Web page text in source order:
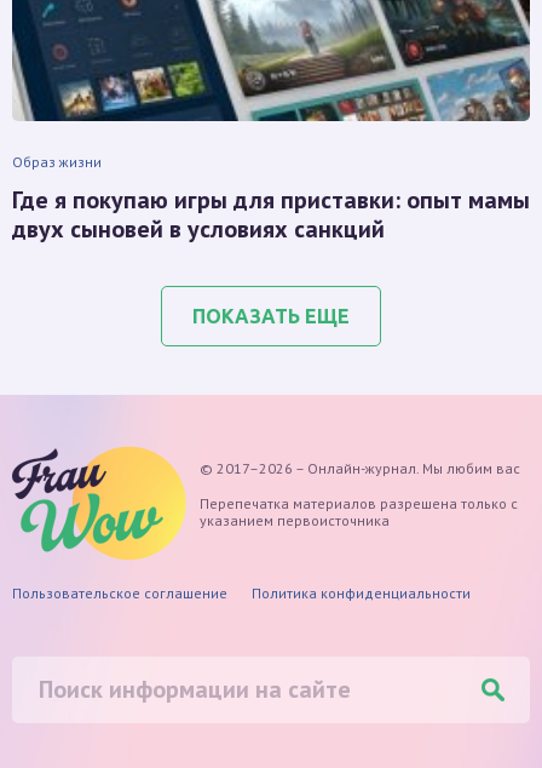
Образ жизни
Где я покупаю игры для приставки: опыт мамы
двух сыновей в условиях санкций
ПОКАЗАТЬ ЕЩЕ
© 2017–2026 – Онлайн-журнал. Мы любим вас
Перепечатка материалов разрешена только с
указанием первоисточника
Пользовательское соглашение Политика конфиденциальности